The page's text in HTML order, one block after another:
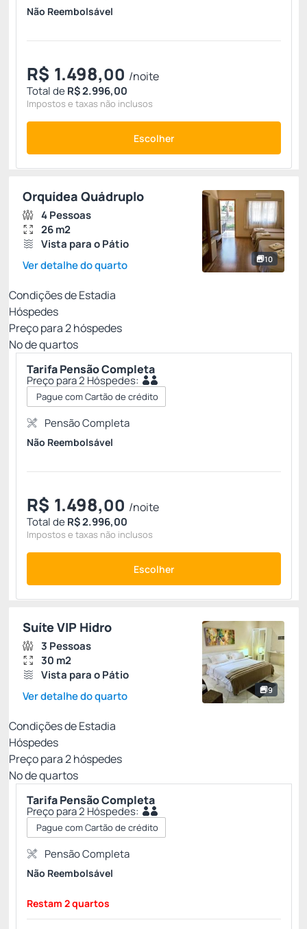
Não Reembolsável
R$ 1.498,00 /noite
Total deR$ 2.996,00
Impostos e taxas não inclusos
Escolher
10
Orquídea Quádruplo
4 Pessoas
26 m2
Vista para o Pátio
Ver detalhe do quarto
Condições de Estadia
Hóspedes
Preço para2hóspedes
Nº de quartos
Tarifa Pensão Completa
Preço para 2 Hóspedes:
Pague com Cartão de crédito
Pensão Completa
Não Reembolsável
R$ 1.498,00 /noite
Total deR$ 2.996,00
Impostos e taxas não inclusos
Escolher
9
Suíte VIP Hidro
3 Pessoas
30 m2
Vista para o Pátio
Ver detalhe do quarto
Condições de Estadia
Hóspedes
Preço para2hóspedes
Nº de quartos
Tarifa Pensão Completa
Preço para 2 Hóspedes:
Pague com Cartão de crédito
Pensão Completa
Não Reembolsável
Restam 2 quartos